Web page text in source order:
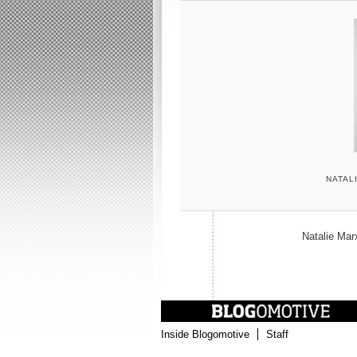
Natalie
Inside Blogomotive Staff